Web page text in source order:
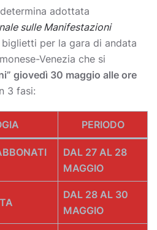
adottata
sulle Manifestazioni
per la gara di andata
Venezia che si
giovedì 30 maggio alle ore
3 fasi:
PERIODO
DAL 27 AL 28
MAGGIO
DAL 28 AL 30
MAGGIO